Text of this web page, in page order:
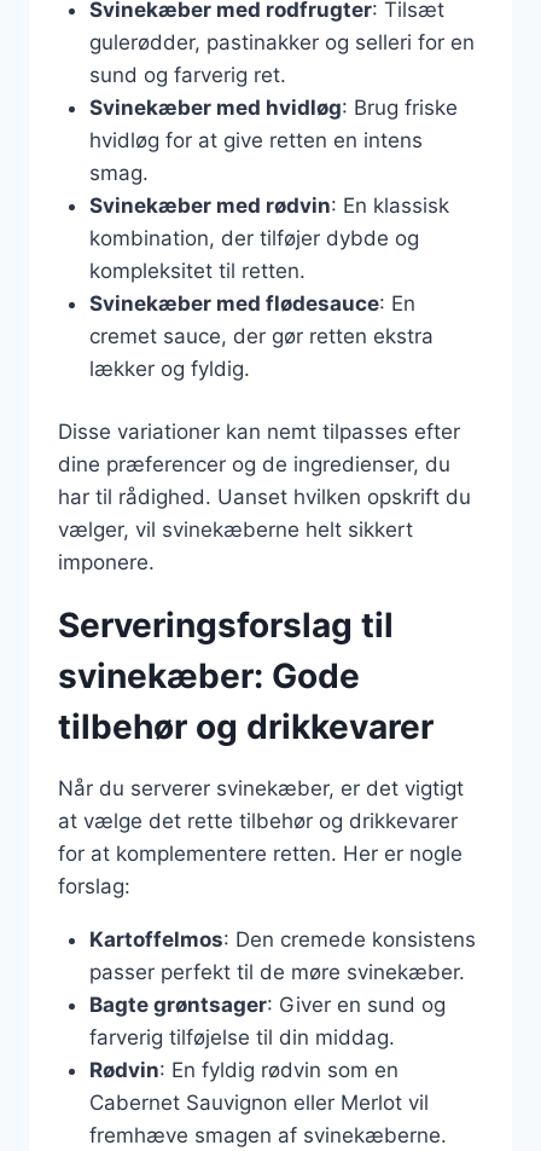
Svinekæber med rodfrugter: Tilsæt
gulerødder, pastinakker og selleri for en
sund og farverig ret.
Svinekæber med hvidløg: Brug friske
hvidløg for at give retten en intens
smag.
Svinekæber med rødvin: En klassisk
kombination, der tilføjer dybde og
kompleksitet til retten.
Svinekæber med flødesauce: En
cremet sauce, der gør retten ekstra
lækker og fyldig.
Disse variationer kan nemt tilpasses efter
dine præferencer og de ingredienser, du
har til rådighed. Uanset hvilken opskrift du
vælger, vil svinekæberne helt sikkert
imponere.
Serveringsforslag til
svinekæber: Gode
tilbehør og drikkevarer
Når du serverer svinekæber, er det vigtigt
at vælge det rette tilbehør og drikkevarer
for at komplementere retten. Her er nogle
forslag:
Kartoffelmos: Den cremede konsistens
passer perfekt til de møre svinekæber.
Bagte grøntsager: Giver en sund og
farverig tilføjelse til din middag.
Rødvin: En fyldig rødvin som en
Cabernet Sauvignon eller Merlot vil
fremhæve smagen af svinekæberne.